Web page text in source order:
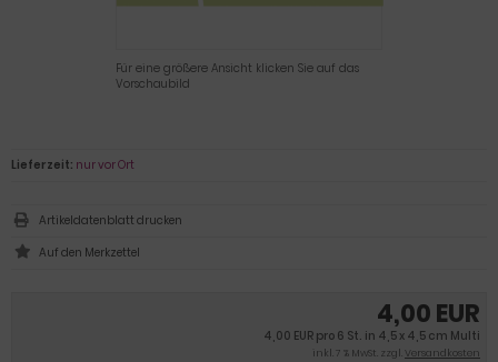
Für eine größere Ansicht klicken Sie auf das
Vorschaubild
4,00 EUR
4,00 EUR pro 6 St. in 4,5 x 4,5 cm Multi
inkl. 7 % MwSt. zzgl.Versandkosten
Lieferzeit: nur vor Ort
Artikeldatenblatt drucken